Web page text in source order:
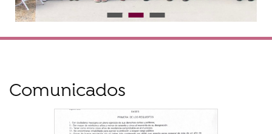
Comunicados